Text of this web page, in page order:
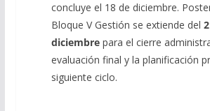
concluye el 18 de diciembre.
Bloque V Gestión se extiende del
diciembrepara el cierre
evaluación final y la planificación
siguiente ciclo.